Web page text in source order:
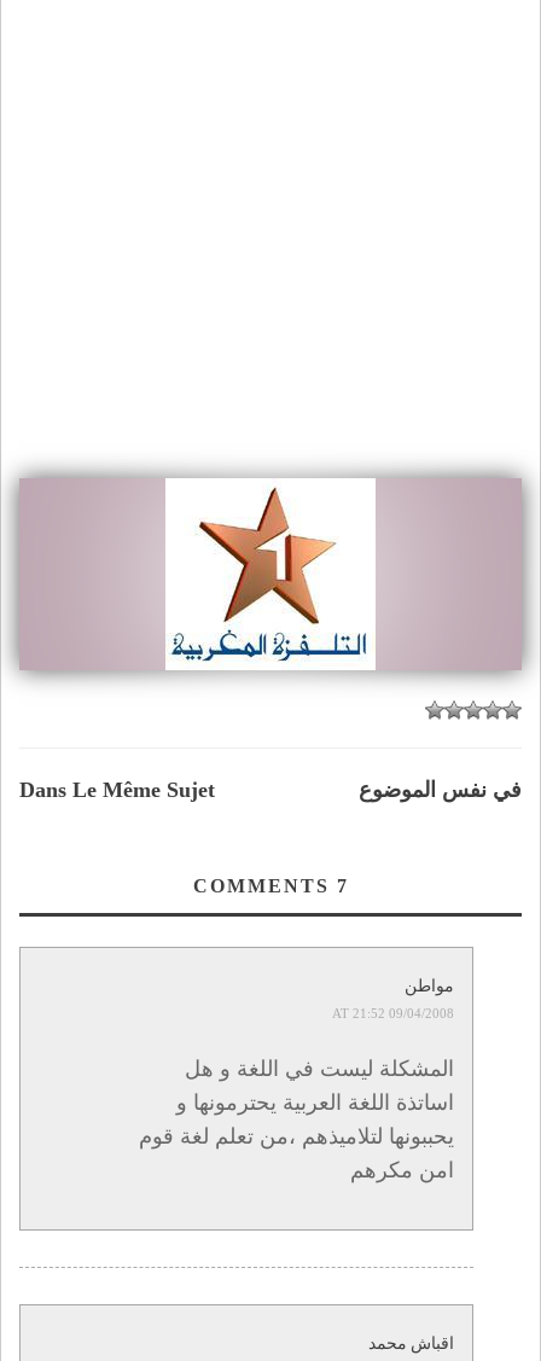
Dans Le Même Sujet في نفس الموضوع
7
مواطن
09/04/2008 AT 21:52
المشكلة ليست في اللغة و هل
اساتذة اللغة العربية يحترمونها و
يحببونها لتلاميذهم ،من تعلم لغة قوم
امن مكرهم
اقباش محمد